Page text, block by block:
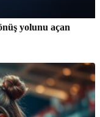
yolunu açan